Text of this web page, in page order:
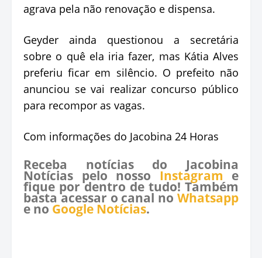
agrava pela não renovação e dispensa.
Geyder ainda questionou a secretária
sobre o quê ela iria fazer, mas Kátia Alves
preferiu ficar em silêncio. O prefeito não
anunciou se vai realizar concurso público
para recompor as vagas.
Com informações do Jacobina 24 Horas
Receba notícias do Jacobina
Notícias pelo nosso Instagram e
fique por dentro de tudo! Também
basta acessar o canal no Whatsapp
e no Google Notícias.